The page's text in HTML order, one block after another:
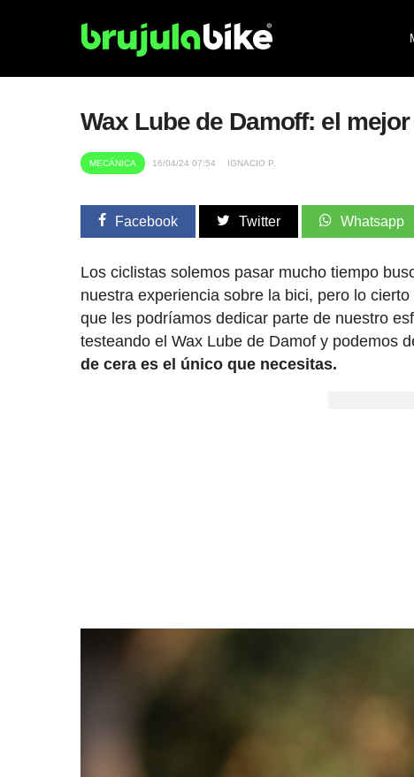
Wax Lube de Damoff: el
MECÁNICA 16/04/24 07:54 IGNACIO P.
Facebook Twitter Whatsapp
Los ciclistas solemos pasar mucho tiempo
nuestra experiencia sobre la bici, pero lo
que les podríamos dedicar parte de nuestro
testeando el Wax Lube de Damof y podemos
de cera es el único que necesitas.